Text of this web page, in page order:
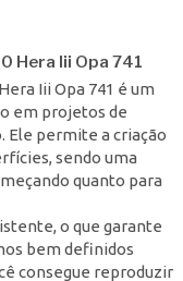
Hera Iii Opa 741
Iii Opa 741 é um
em projetos de
Ele permite a criação
sendo uma
quanto para
o que garante
bem definidos
consegue reproduzir